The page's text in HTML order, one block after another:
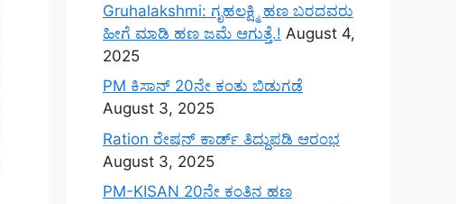
Gruhalakshmi: ಗೃಹಲಕ್ಷ್ಮಿ ಹಣ ಬರದವರು
ಹೀಗೆ ಮಾಡಿ ಹಣ ಜಮೆ‌ ಆಗುತ್ತೆ.! August 4,
2025
PM ಕಿಸಾನ್ 20ನೇ ಕಂತು ಬಿಡುಗಡೆ
August 3, 2025
Ration ರೇಷನ್ ಕಾರ್ಡ್ ತಿದ್ದುಪಡಿ ಆರಂಭ
August 3, 2025
PM-KISAN 20ನೇ ಕಂತಿನ ಹಣ